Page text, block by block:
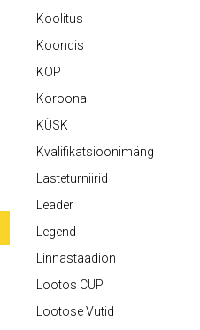
Koolitus
Koondis
KOP
Koroona
KÜSK
Kvalifikatsioonimäng
Lasteturniirid
Leader
Legend
Linnastaadion
Lootos CUP
Lootose Vutid